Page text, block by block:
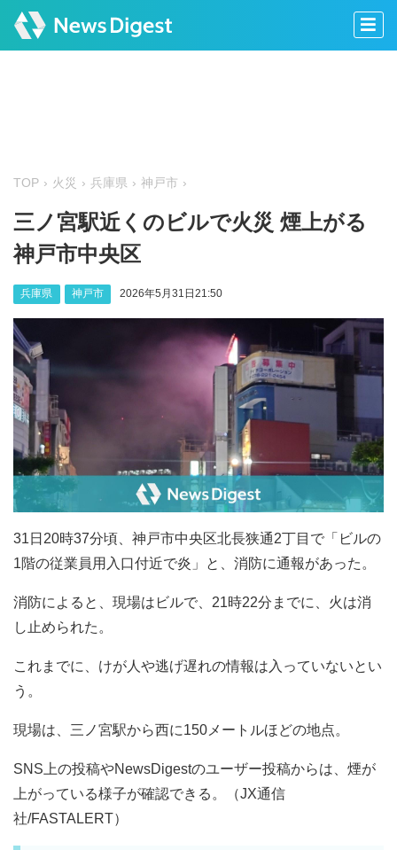
TOP 火災 兵庫県 神戸市
三ノ宮駅近くのビルで火災 煙上がる
神戸市中央区
兵庫県 神戸市 2026年5月31日21:50
31日20時37分頃、神戸市中央区北長狭通2丁目で「ビルの
1階の従業員用入口付近で炎」と、消防に通報があった。
消防によると、現場はビルで、21時22分までに、火は消
し止められた。
これまでに、けが人や逃げ遅れの情報は入っていないとい
う。
現場は、三ノ宮駅から西に150メートルほどの地点。
SNS上の投稿やNewsDigestのユーザー投稿からは、煙が
上がっている様子が確認できる。（JX通信
社/FASTALERT）